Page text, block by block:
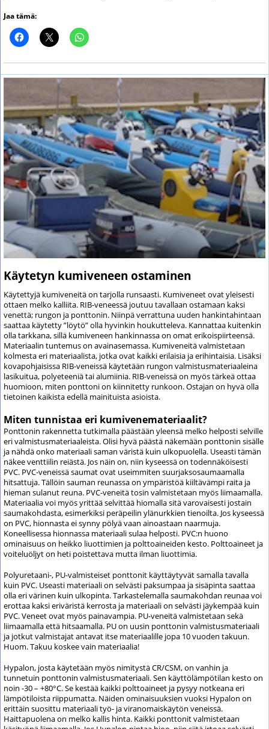
Jaa tämä:
Käytetyn kumiveneen ostaminen
Käytettyjä kumiveneitä on tarjolla runsaasti. Kumiveneet ovat yleisesti
ottaen melko kalliita. RIB-veneessä joutuu tavallaan ostamaan kaksi
venettä; rungon ja ponttonin. Niinpä verrattuna uuden hankintahintaan
saattaa käytetty ”löytö” olla hyvinkin houkutteleva. Kannattaa kuitenkin
olla tarkkana, sillä kumiveneen hankinnassa on omat erikoispiirteensä.
Materiaalin tuntemus on avainasemassa. Kumiveneitä valmistetaan
kolmesta eri materiaalista, jotka ovat kaikki erilaisia ja erihintaisia. Lisäksi
kovapohjaisissa RIB-veneissä käytetään rungon valmistusmateriaaleina
lasikuitua, polyeteeniä tai alumiinia. RIB-veneissä on myös tärkeä ottaa
huomioon, miten ponttoni on kiinnitetty runkoon. Ostajan on hyvä olla
tietoinen kaikista edellä mainituista asioista.
Miten tunnistaa eri kumivenemateriaalit?
Ponttonin rakennetta tutkimalla päästään yleensä melko helposti selville
eri valmistusmateriaaleista. Olisi hyvä päästä näkemään ponttonin sisälle
ja nähdä onko materiaali saman väristä kuin ulkopuolella. Useasti tämän
näkee venttiilin reiästä. Jos näin on, niin kyseessä on todennäköisesti
PVC. PVC-veneissä saumat ovat useimmiten suurjaksosaumaamalla
hitsattuja. Tällöin sauman reunassa on ympäristöä kiiltävämpi raita ja
hieman sulanut reuna. PVC-veneitä tosin valmistetaan myös liimaamalla.
Materiaalia voi myös yrittää selvittää hiomalla sitä varovaisesti jostain
saumakohdasta, esimerkiksi peräpeilin ylänurkkien tienoilta. Jos kyseessä
on PVC, hionnasta ei synny pölyä vaan ainoastaan naarmuja.
Koneellisessa hionnassa materiaali sulaa helposti. PVC:n huono
ominaisuus on heikko liuottimien ja polttoaineiden kesto. Polttoaineet ja
voiteluöljyt on heti poistettava mutta ilman liuottimia.
Polyuretaani-, PU-valmisteiset ponttonit käyttäytyvät samalla tavalla
kuin PVC. Useasti materiaali on selvästi paksumpaa ja sisäpinta saattaa
olla eri värinen kuin ulkopinta. Tarkastelemalla saumakohdan reunaa voi
erottaa kaksi eriväristä kerrosta ja materiaali on selvästi jäykempää kuin
PVC. Veneet ovat myös painavampia. PU-veneitä valmistetaan sekä
liimaamalla että hitsaamalla. PU on uusin ponttonin valmistusmateriaali
ja jotkut valmistajat antavat itse materiaalille jopa 10 vuoden takuun.
Huom. Takuu koskee vain materiaalia!
Hypalon, josta käytetään myös nimitystä CR/CSM, on vanhin ja
tunnetuin ponttonin valmistusmateriaali. Sen käyttölämpötilan kesto on
noin -30 – +80°C. Se kestää kaikki polttoaineet ja pysyy notkeana eri
lämpötiloista riippumatta. Näiden ominaisuuksien vuoksi Hypalon on
erittäin suosittu materiaali työ- ja viranomaiskäytön veneissä.
Haittapuolena on melko kallis hinta. Kaikki ponttonit valmistetaan